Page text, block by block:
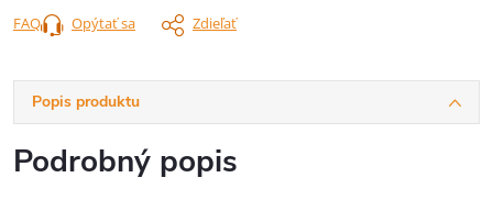
Opýtať sa Zdieľať
FAQ
Popis produktu
Podrobný popis